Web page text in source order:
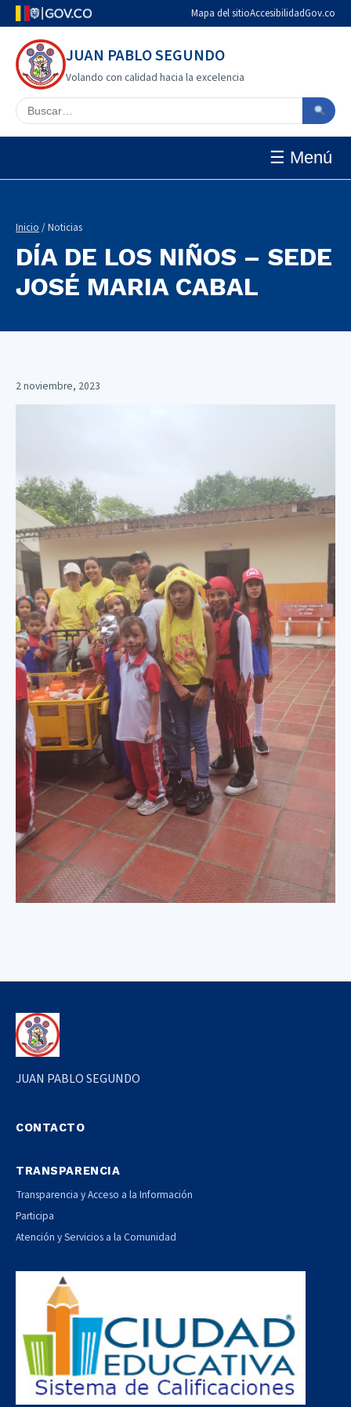
Mapa del sitioAccesibilidadGov.co
JUAN PABLO SEGUNDO
Volando con calidad hacia la excelencia
Buscar en el sitio
☰ Menú
Inicio / Noticias
DÍA DE LOS NIÑOS – SEDE
JOSÉ MARIA CABAL
2 noviembre, 2023
JUAN PABLO SEGUNDO
CONTACTO
TRANSPARENCIA
Transparencia y Acceso a la Información
Participa
Atención y Servicios a la Comunidad